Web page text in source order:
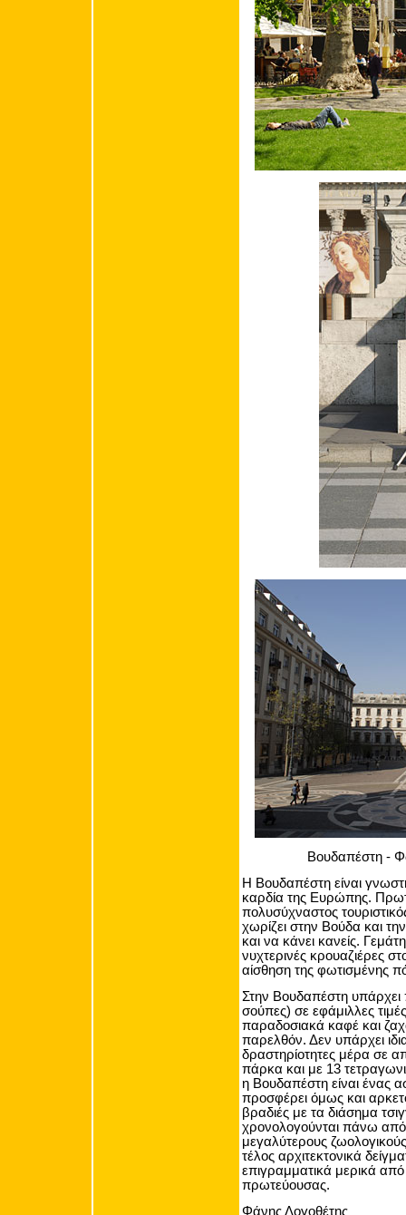
Βουδαπέστη -
Η Βουδαπέστη είναι
καρδία της Ευρώπης.
πολυσύχναστος
χωρίζει στην Βούδα και
και να κάνει κανείς.
νυχτερινές κρουαζιέρες
αίσθηση της φωτισμένης
Στην Βουδαπέστη υπάρχει
σούπες) σε εφάμιλλες
παραδοσιακά καφέ και
παρελθόν. Δεν υπάρχει
δραστηρίοτητες μέρα σε
πάρκα και με 13
η Βουδαπέστη είναι ένας
προσφέρει όμως και
βραδιές με τα διάσημα
χρονολογούνται πάνω
μεγαλύτερους
τέλος αρχιτεκτονικά
επιγραμματικά μερικά
πρωτεύουσας.
Φάνης Λογοθέτης